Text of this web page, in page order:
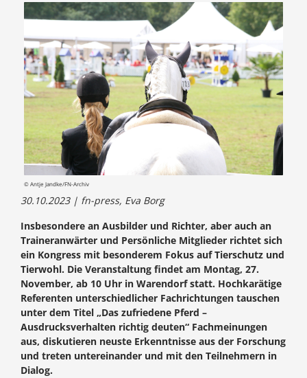
© Antje Jandke/FN-Archiv
30.10.2023 | fn-press, Eva Borg
Insbesondere an Ausbilder und Richter, aber auch an
Traineranwärter und Persönliche Mitglieder richtet sich
ein Kongress mit besonderem Fokus auf Tierschutz und
Tierwohl. Die Veranstaltung findet am Montag, 27.
November, ab 10 Uhr in Warendorf statt. Hochkarätige
Referenten unterschiedlicher Fachrichtungen tauschen
unter dem Titel „Das zufriedene Pferd –
Ausdrucksverhalten richtig deuten“ Fachmeinungen
aus, diskutieren neuste Erkenntnisse aus der Forschung
und treten untereinander und mit den Teilnehmern in
Dialog.